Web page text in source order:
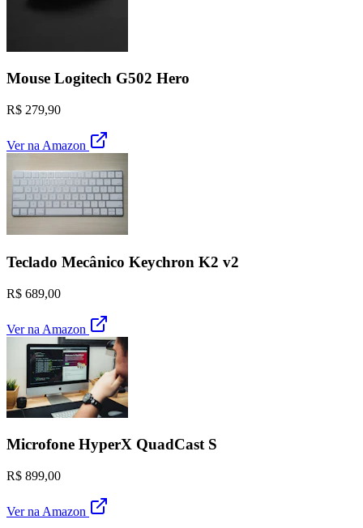
Mouse Logitech G502 Hero
R$ 279,90
Ver na Amazon
Teclado Mecânico Keychron K2 v2
R$ 689,00
Ver na Amazon
Microfone HyperX QuadCast S
R$ 899,00
Ver na Amazon